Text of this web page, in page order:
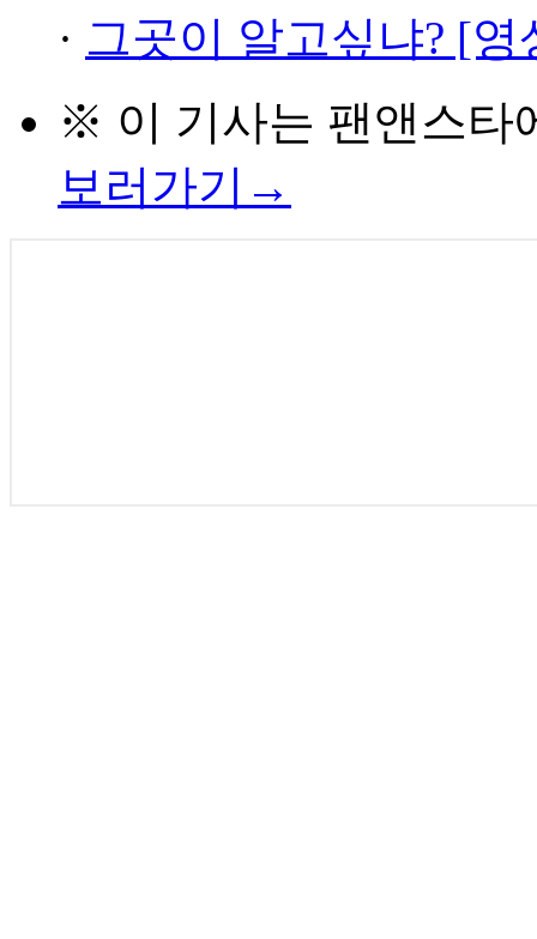
· 그곳이 알고싶냐? [
※ 이 기사는 팬앤스타
보러가기→